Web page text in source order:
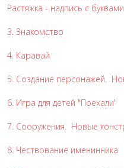
Растяжка - надпись с буквами
3. Знакомство
4. Каравай
5. Создание персонажей.
6. Игра для детей "Поехали"
7. Сооружения. Новые
8. Чествование именинника